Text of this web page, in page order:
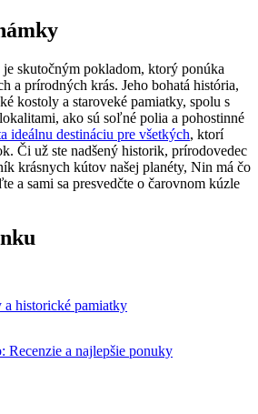
skutočným pokladom, ktorý ponúka
a prírodných krás. Jeho bohatá história,
kostoly a staroveké pamiatky, spolu s
ako sú soľné polia a pohostinné
ideálnu destináciu pre všetkých, ktorí
Či už ste nadšený historik, prírodovedec
krásnych kútov našej planéty, Nin má čo
a sami sa presvedčte o čarovnom kúzle
a historické pamiatky
Recenzie a najlepšie ponuky